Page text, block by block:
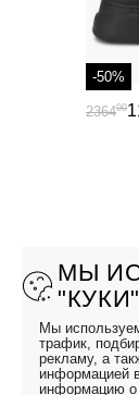
-50%
236400
МЫ
"КУКИ"
Мы
трафик,
рекламу, а
информацией
информацию о